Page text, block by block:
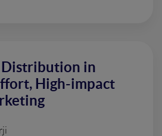
in
High-impact